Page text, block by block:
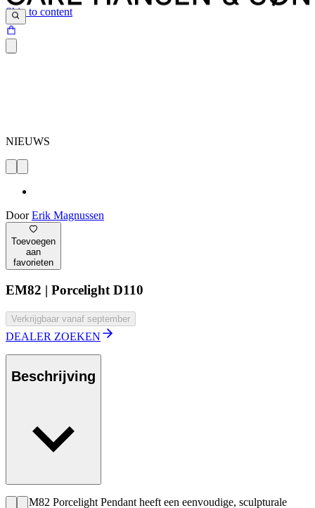
Skip to content
NIEUWS
DoorErik Magnussen
Toevoegen
aan
favorieten
EM82 | Porcelight D110
Verkrijgbaar vanaf september
DEALER ZOEKEN
Beschrijving
De EM82 Porcelight Pendant heeft een eenvoudige, sculpturale